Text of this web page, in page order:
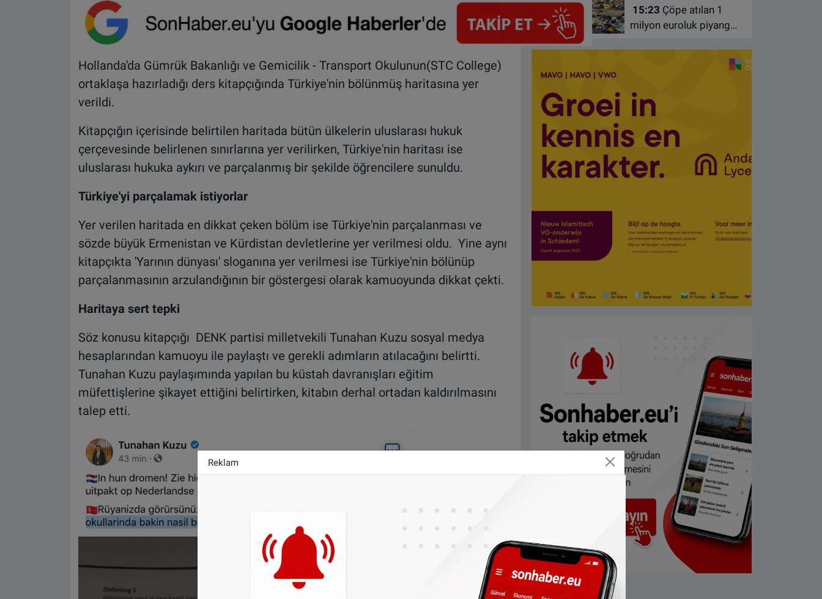
Hollanda'da Gümrük Bakanlığı ve Gemicilik - Transport Okulunun(STC College)
ortaklaşa hazırladığı ders kitapçığında Türkiye'nin bölünmüş haritasına yer
verildi.
Kitapçığın içerisinde belirtilen haritada bütün ülkelerin uluslarası hukuk
çerçevesinde belirlenen sınırlarına yer verilirken, Türkiye'nin haritası ise
uluslarası hukuka aykırı ve parçalanmış bir şekilde öğrencilere sunuldu.
Türkiye'yi parçalamak istiyorlar
Yer verilen haritada en dikkat çeken bölüm ise Türkiye'nin parçalanması ve
sözde büyük Ermenistan ve Kürdistan devletlerine yer verilmesi oldu. Yine aynı
kitapçıkta 'Yarının dünyası' sloganına yer verilmesi ise Türkiye'nin bölünüp
parçalanmasının arzulandığının bir göstergesi olarak kamuoyunda dikkat çekti.
Haritaya sert tepki
Söz konusu kitapçığı DENK partisi milletvekili Tunahan Kuzu sosyal medya
hesaplarından kamuoyu ile paylaştı ve gerekli adımların atılacağını belirtti.
Tunahan Kuzu paylaşımında yapılan bu küstah davranışları eğitim
müfettişlerine şikayet ettiğini belirtirken, kitabın derhal ortadan kaldırılmasını
talep etti.
15:23
milyon euroluk piyango
Reklam